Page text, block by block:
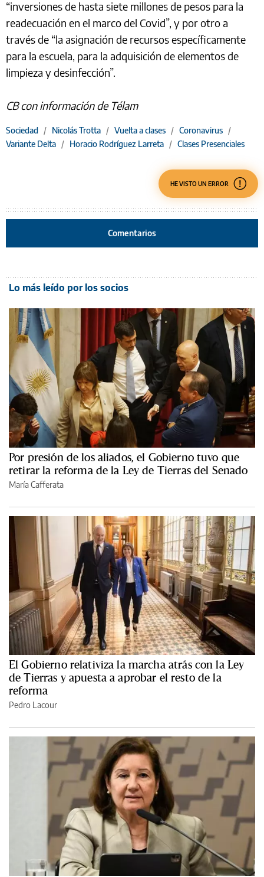
“inversiones de hasta siete millones de pesos para la
readecuación en el marco del Covid”, y por otro a
través de “la asignación de recursos específicamente
para la escuela, para la adquisición de elementos de
limpieza y desinfección”.
CB con información de Télam
Sociedad / Nicolás Trotta / Vuelta a clases / Coronavirus /
Variante Delta / Horacio Rodríguez Larreta / Clases Presenciales
HE VISTO UN ERROR
Comentarios
Lo más leído por los socios
Por presión de los aliados, el Gobierno tuvo que
retirar la reforma de la Ley de Tierras del Senado
María Cafferata
El Gobierno relativiza la marcha atrás con la Ley
de Tierras y apuesta a aprobar el resto de la
reforma
Pedro Lacour